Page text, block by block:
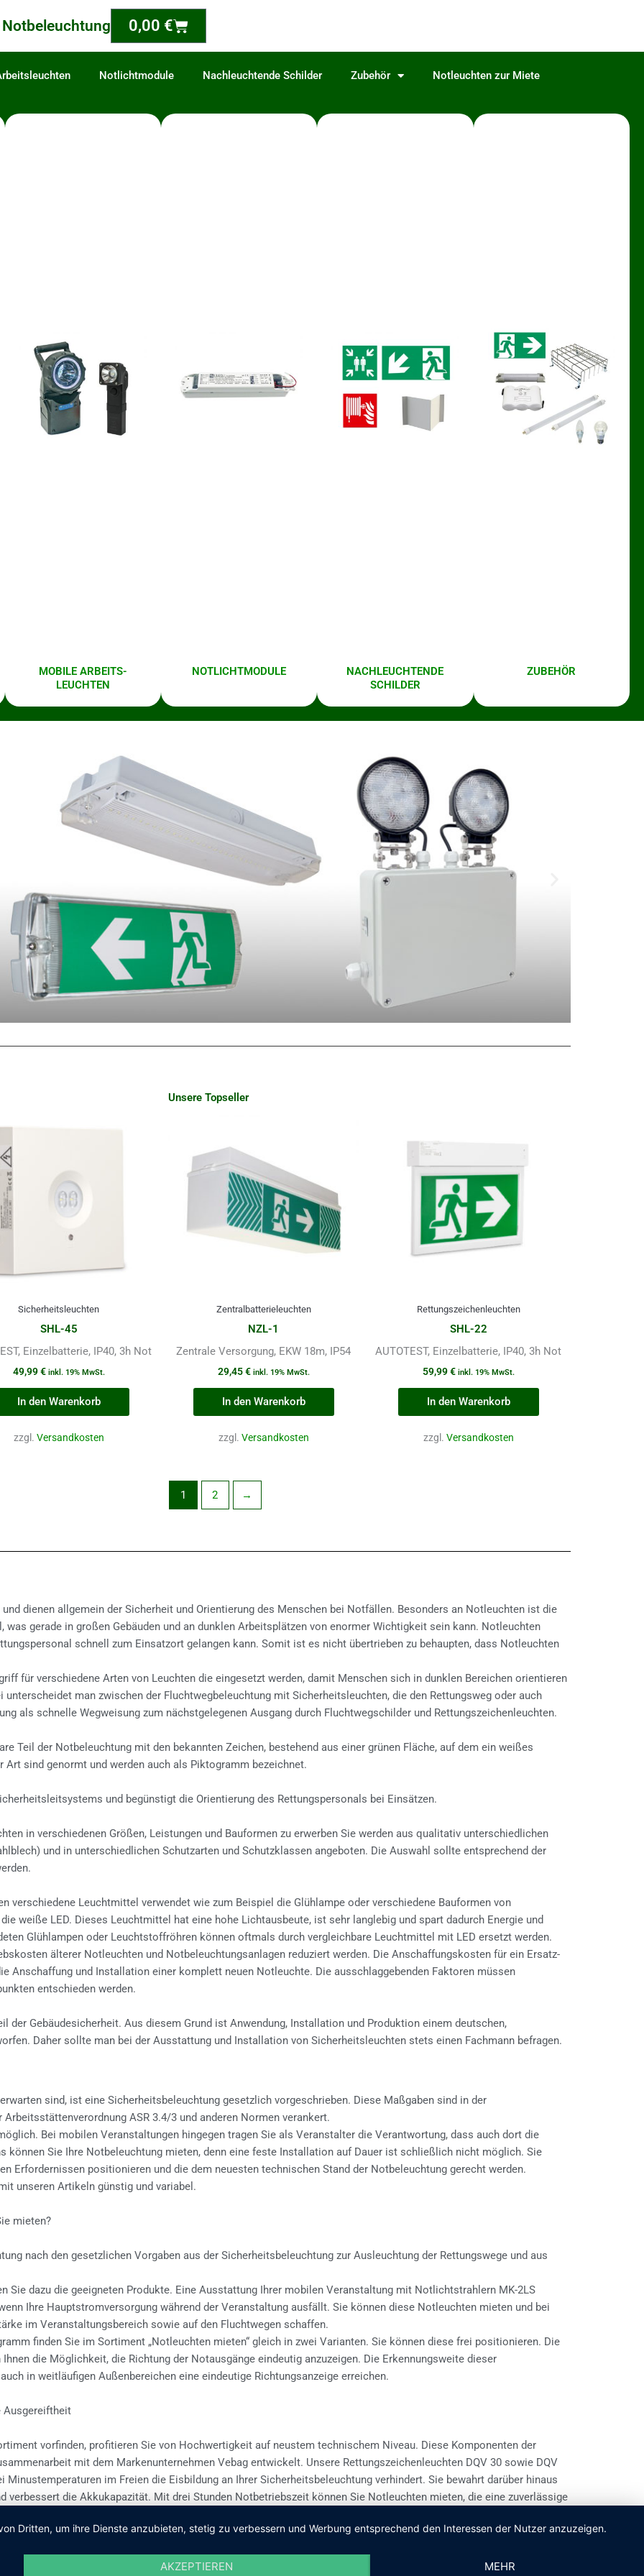
0,00 €Warenkorb
Notlichtmodule Nachleuchtende Schilder Zubehör Notleuchten zur Miete
MOBILE ARBEITS­
LEUCHTEN
NOTLICHT­MODULE
NACHLEUCHTENDE
SCHILDER
ZUBEHÖR
Sicherheitsleuchten
SHL-45
Einzelbatterie, IP40, 3h Not
49,99€ inkl. 19% MwSt.
In den Warenkorb
zzgl. Versandkosten
Unsere Topseller
Zentralbatterieleuchten
NZL-1
Zentrale Versorgung, EKW 18m, IP54
29,45€ inkl. 19% MwSt.
In den Warenkorb
zzgl. Versandkosten
Rettungszeichenleuchten
SHL-22
AUTOTEST, Einzelbatterie, IP40, 3h Not
59,99€ inkl. 19% MwSt.
In den Warenkorb
zzgl. Versandkosten
1 2 →
dienen allgemein der Sicherheit und Orientierung des Menschen bei Notfällen. Besonders an Notleuchten ist die
gerade in großen Gebäuden und an dunklen Arbeitsplätzen von enormer Wichtigkeit sein kann. Notleuchten
schnell zum Einsatzort gelangen kann. Somit ist es nicht übertrieben zu behaupten, dass Notleuchten
für verschiedene Arten von Leuchten die eingesetzt werden, damit Menschen sich in dunklen Bereichen orientieren
unterscheidet man zwischen der Fluchtwegbeleuchtung mit Sicherheitsleuchten, die den Rettungsweg oder auch
als schnelle Wegweisung zum nächstgelegenen Ausgang durch Fluchtwegschilder und Rettungszeichenleuchten.
Teil der Notbeleuchtung mit den bekannten Zeichen, bestehend aus einer grünen Fläche, auf dem ein weißes
Art sind genormt und werden auch als Piktogramm bezeichnet.
und begünstigt die Orientierung des Rettungspersonals bei Einsätzen.
in verschiedenen Größen, Leistungen und Bauformen zu erwerben Sie werden aus qualitativ unterschiedlichen
und in unterschiedlichen Schutzarten und Schutzklassen angeboten. Die Auswahl sollte entsprechend der
verschiedene Leuchtmittel verwendet wie zum Beispiel die Glühlampe oder verschiedene Bauformen von
weiße LED. Dieses Leuchtmittel hat eine hohe Lichtausbeute, ist sehr langlebig und spart dadurch Energie und
Glühlampen oder Leuchtstoffröhren können oftmals durch vergleichbare Leuchtmittel mit LED ersetzt werden.
älterer Notleuchten und Notbeleuchtungsanlagen reduziert werden. Die Anschaffungskosten für ein Ersatz-
Anschaffung und Installation einer komplett neuen Notleuchte. Die ausschlaggebenden Faktoren müssen
entschieden werden.
der Gebäudesicherheit. Aus diesem Grund ist Anwendung, Installation und Produktion einem deutschen,
Daher sollte man bei der Ausstattung und Installation von Sicherheitsleuchten stets einen Fachmann befragen.
sind, ist eine Sicherheitsbeleuchtung gesetzlich vorgeschrieben. Diese Maßgaben sind in der
ASR 3.4/3 und anderen Normen verankert.
Bei mobilen Veranstaltungen hingegen tragen Sie als Veranstalter die Verantwortung, dass auch dort die
können Sie Ihre Notbeleuchtung mieten, denn eine feste Installation auf Dauer ist schließlich nicht möglich. Sie
Erfordernissen positionieren und die dem neuesten technischen Stand der Notbeleuchtung gerecht werden.
unseren Artikeln günstig und variabel.
mieten?
nach den gesetzlichen Vorgaben aus der Sicherheitsbeleuchtung zur Ausleuchtung der Rettungswege und aus
Sie dazu die geeigneten Produkte. Eine Ausstattung Ihrer mobilen Veranstaltung mit Notlichtstrahlern MK-2LS
Ihre Hauptstromversorgung während der Veranstaltung ausfällt. Sie können diese Notleuchten mieten und bei
im Veranstaltungsbereich sowie auf den Fluchtwegen schaffen.
finden Sie im Sortiment „Notleuchten mieten“ gleich in zwei Varianten. Sie können diese frei positionieren. Die
die Möglichkeit, die Richtung der Notausgänge eindeutig anzuzeigen. Die Erkennungsweite dieser
in weitläufigen Außenbereichen eine eindeutige Richtungsanzeige erreichen.
Ausgereiftheit
vorfinden, profitieren Sie von Hochwertigkeit auf neustem technischem Niveau. Diese Komponenten der
mit dem Markenunternehmen Vebag entwickelt. Unsere Rettungszeichenleuchten DQV 30 sowie DQV
im Freien die Eisbildung an Ihrer Sicherheitsbeleuchtung verhindert. Sie bewahrt darüber hinaus
verbessert die Akkukapazität. Mit drei Stunden Notbetriebszeit können Sie Notleuchten mieten, die eine zuverlässige
eine zuverlässige Ausleuchtung Ihrer Veranstaltungsstätten sicherstellt.
lösen können. Sie tragen den hohen Schutzgrad IP 67, der allen Anforderungen auch im Freien gerecht
Dritten, um ihre Dienste anzubieten, stetig zu verbessern und Werbung entsprechend den Interessen der Nutzer anzuzeigen.
AKZEPTIEREN MEHR